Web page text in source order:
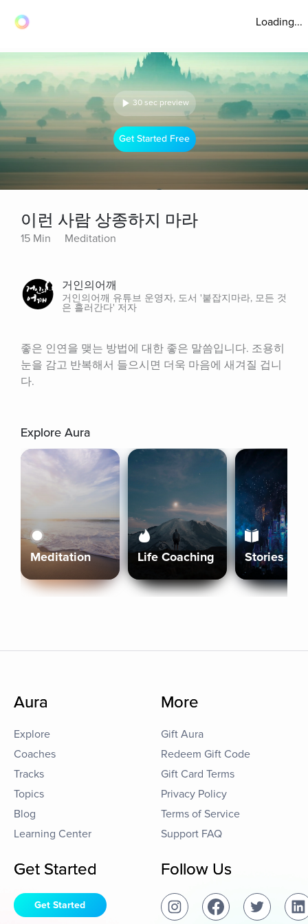
Loading...
30 sec preview
Get Started Free
이런 사람 상종하지 마라
15 Min Meditation
거인의어깨
거인의어깨 유튜브 운영자, 도서 '붙잡지마라, 모든 것
은 흘러간다' 저자
좋은 인연을 맺는 방법에 대한 좋은 말씀입니다. 조용히
눈을 감고 반복해서 들으시면 더욱 마음에 새겨질 겁니
다.
Explore Aura
Meditation Life Coaching Stories
Aura
Explore
Coaches
Tracks
Topics
Blog
Learning Center
More
Gift Aura
Redeem Gift Code
Gift Card Terms
Privacy Policy
Terms of Service
Support FAQ
Get Started
Get Started
Follow Us